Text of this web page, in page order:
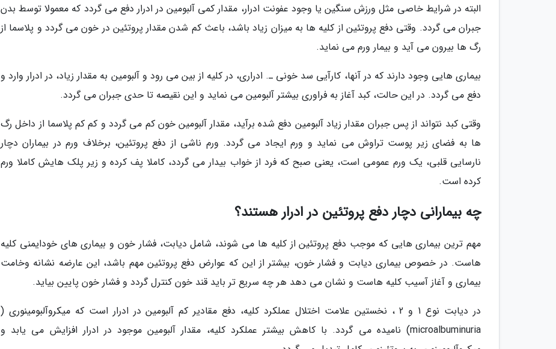
البته در شرایط خاصی مثل ورزش سنگین یا وجود عفونت ادرار، مقدار کمی آلبومین در ادرار دفع می گردد که معمولا توسط بدن
جبران می گردد. وقتی دفع پروتئین از کلیه ها به میزان زیاد باشد، باعث کم شدن مقدار پروتئین در خون می گردد و پلاسما از
رگ ها بیرون می آید و بیمار ورم می نماید.
بیماری هایی وجود دارند که در آنها، کارآیی سد خونی ـ. ادراری، در کلیه از بین می رود و آلبومین به مقدار زیاد، در ادرار وارد و
دفع می گردد. در این حالت، کبد آغاز به فراوری بیشتر آلبومین می نماید و این نقیصه تا حدی جبران می گردد.
وقتی کبد نتواند از پس جبران مقدار زیاد آلبومین دفع شده برآید، مقدار آلبومین خون کم می گردد و کم کم پلاسما از داخل رگ
ها به فضای زیر پوست تراوش می نماید و ورم ایجاد می گردد. ورم ناشی از دفع پروتئین، برخلاف ورم در بیماران دچار
نارسایی قلبی، یک ورم عمومی است، یعنی صبح که فرد از خواب بیدار می گردد، کاملا پف کرده و زیر پلک هایش کاملا ورم
کرده است.
چه بیمارانی دچار دفع پروتئین در ادرار هستند؟
مهم ترین بیماری هایی که موجب دفع پروتئین از کلیه ها می شوند، شامل دیابت، فشار خون و بیماری های خودایمنی کلیه
هاست. در خصوص بیماری دیابت و فشار خون، بیشتر از این که عوارض دفع پروتئین مهم باشد، این عارضه نشانه وخامت
بیماری و آغاز آسیب کلیه هاست و نشان می دهد هر چه سریع تر باید قند خون کنترل گردد و فشار خون پایین بیاید.
در دیابت نوع 1 و 2 ، نخستین علامت اختلال عملکرد کلیه، دفع مقادیر کم آلبومین در ادرار است که میکروآلبومینوری (
microalbuminuria) نامیده می گردد. با کاهش بیشتر عملکرد کلیه، مقدار آلبومین موجود در ادرار افزایش می یابد و